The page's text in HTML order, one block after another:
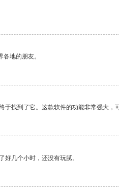
地的朋友。
找到了它。这款软件的功能非常强大
几个小时，还没有玩腻。